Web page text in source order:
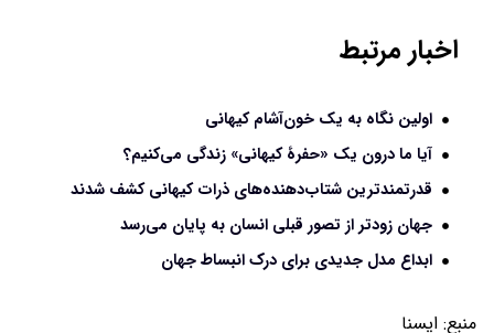
اخبار مرتبط
اولین نگاه به یک خون‌آشام کیهانی
آیا ما درون یک «حفرۀ کیهانی» زندگی می‌کنیم؟
قدرتمندترین شتاب‌دهنده‌های ذرات کیهانی کشف شدند
جهان زودتر از تصور قبلی انسان به پایان می‌رسد
ابداع مدل جدیدی برای درک انبساط جهان
منبع: ايسنا